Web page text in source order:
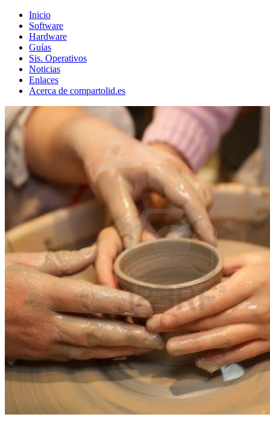
Inicio
Software
Hardware
Guías
Sis. Operativos
Noticias
Enlaces
Acerca de compartolid.es